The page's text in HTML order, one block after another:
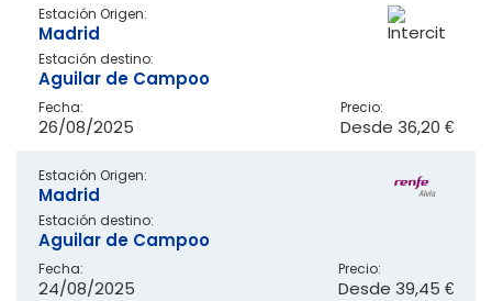
Estación Origen:
Madrid
Estación destino:
Aguilar de Campoo
Fecha:
26/08/2025
Precio:
Desde 36,20 €
Estación Origen:
Madrid
Estación destino:
Aguilar de Campoo
Fecha:
24/08/2025
Precio:
Desde 39,45 €